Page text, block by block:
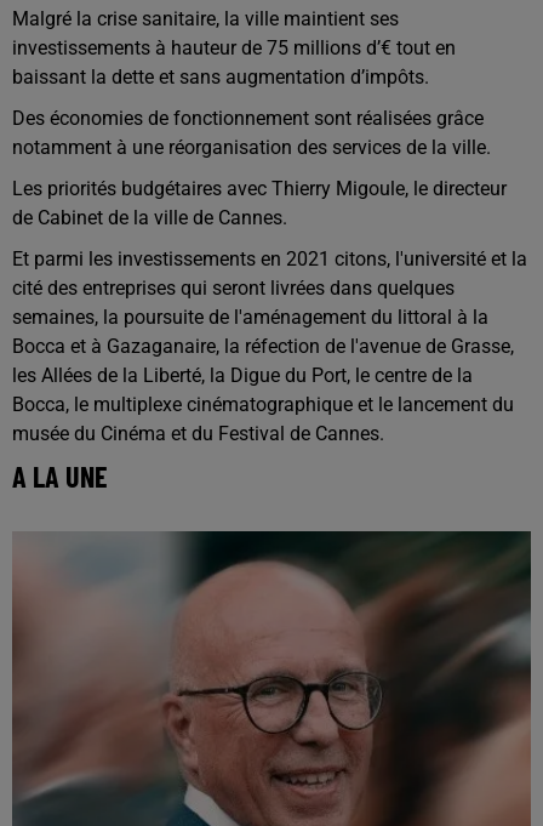
Malgré la crise sanitaire, la ville maintient ses
investissements à hauteur de 75 millions d’€ tout en
baissant la dette et sans augmentation d’impôts.
Des économies de fonctionnement sont réalisées grâce
notamment à une réorganisation des services de la ville.
Les priorités budgétaires avec Thierry Migoule, le directeur
de Cabinet de la ville de Cannes.
Et parmi les investissements en 2021 citons, l'université et la
cité des entreprises qui seront livrées dans quelques
semaines, la poursuite de l'aménagement du littoral à la
Bocca et à Gazaganaire, la réfection de l'avenue de Grasse,
les Allées de la Liberté, la Digue du Port, le centre de la
Bocca, le multiplexe cinématographique et le lancement du
musée du Cinéma et du Festival de Cannes.
A LA UNE